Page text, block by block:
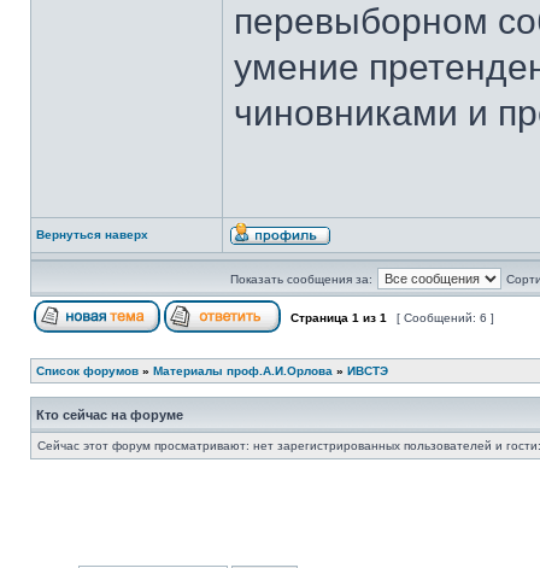
перевыборном
умение
чиновниками и
Вернуться наверх
Показать сообщения за:
Страница 1 из 1 [ Сообщений: 6 ]
Список форумов » Материалы проф.А.И.Орлова » ИВСТЭ
Кто сейчас на форуме
Сейчас этот форум просматривают: нет зарегистрированных пользователей и